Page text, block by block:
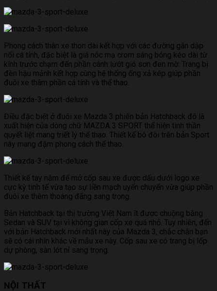
Phong cách thân xe thon dài kết hợp với các đường gân dập
nổi cá tính, đặc biệt là giá nóc mạ crom sáng bóng kéo dài từ
kính trước chạm đến phần cánh lướt gió sơn đen mờ. Trang bị
đèn hậu mảnh kết hợp cùng hệ thống ống xả kép giúp phần
đuôi xe thâm phần cá tính và thể thao.
Điều đặc biệt ở đuôi xe Mazda 3 phiên bản Hatchback đó là
xuất hiện của dòng chữ MAZDA 3 SPORT thể hiện tinh thần
quyết liệt mang triết lý thể thao. Thiết kế bô đôi trên bản Sport
này mang đậm phong cách thể thao.
Thiết kế tay nắm để mở cốp sau xe được dấu dưới logo xe
cực kỳ tinh tế vừa tạo sự liền mạch uyển chuyển vừa giúp phần
đuôi xe thêm thoáng đãng sang trọng.
Bản Hatchback tại thị trường Việt Nam ít được chuộng bằng
Sedan và SUV tại vì không gian cốp xe quá nhỏ. Tuy nhiên, đến
với bản Hatchback mới nhất này của Mazda 3, chắc chắn bạn
sẽ có cái nhìn khác về mẫu xe này. Cốp sau xe có trang bị lốp
dự phòng, sàn lót nỉ sang trọng.
NỘI THẤT